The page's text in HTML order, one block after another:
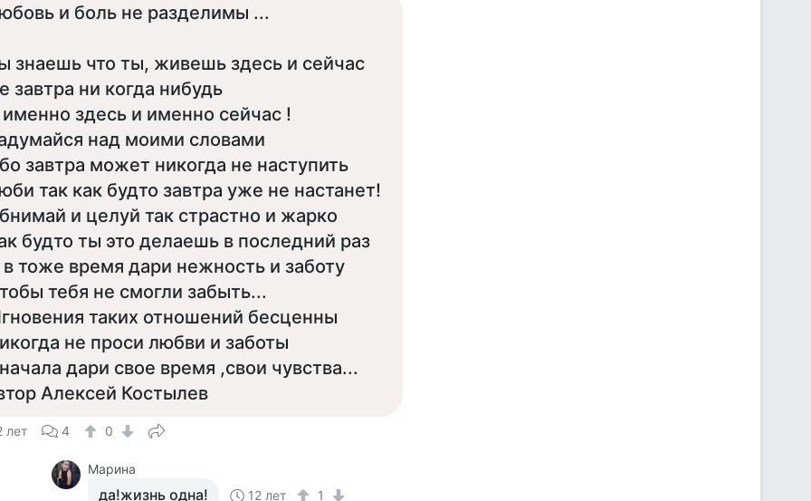
и боль не разделимы ...
знаешь что ты, живешь здесь и сейчас
завтра ни когда нибудь
здесь и именно сейчас !
над моими словами
завтра может никогда не наступить
так как будто завтра уже не настанет!
и целуй так страстно и жарко
будто ты это делаешь в последний раз
тоже время дари нежность и заботу
тебя не смогли забыть...
таких отношений бесценны
не проси любви и заботы
дари свое время ,свои чувства...
Алексей Костылев
лет 4 0
Марина
да!жизнь одна! 12 лет 1